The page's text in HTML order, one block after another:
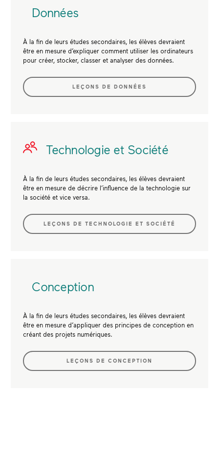
Données
À la fin de leurs études secondaires, les élèves devraient
être en mesure d’expliquer comment utiliser les ordinateurs
pour créer, stocker, classer et analyser des données.
LEÇONS DE DONNÉES
Technologie et Société
À la fin de leurs études secondaires, les élèves devraient
être en mesure de décrire l’influence de la technologie sur
la société et vice versa.
LEÇONS DE TECHNOLOGIE ET SOCIÉTÉ
Conception
À la fin de leurs études secondaires, les élèves devraient
être en mesure d’appliquer des principes de conception en
créant des projets numériques.
LEÇONS DE CONCEPTION